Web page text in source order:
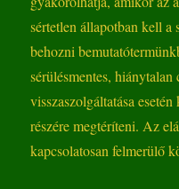
sértetlen állapotban kell a
behozni
sérülésmentes,
visszaszolgáltatása
részére megtéríteni. Az
kapcsolatosan felmerülő